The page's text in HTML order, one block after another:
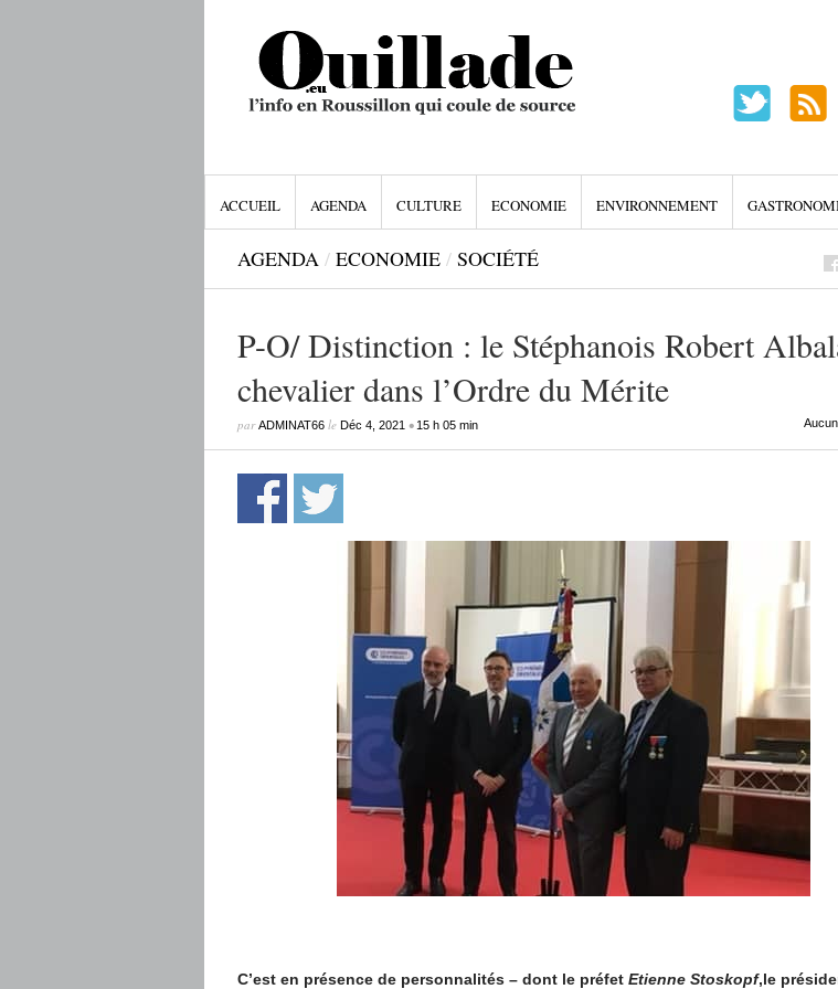
ACCUEIL AGENDA CULTURE ECONOMIE ENVIRONNEMENT
AGENDA / ECONOMIE / SOCIÉTÉ
P-O/ Distinction : le Stéphanois Robert
chevalier dans l’Ordre du Mérite
parADMINAT66le Déc 4, 2021• 15 h 05 min
C’est en présence de personnalités – dont le préfet Etienne Stoskopf,le